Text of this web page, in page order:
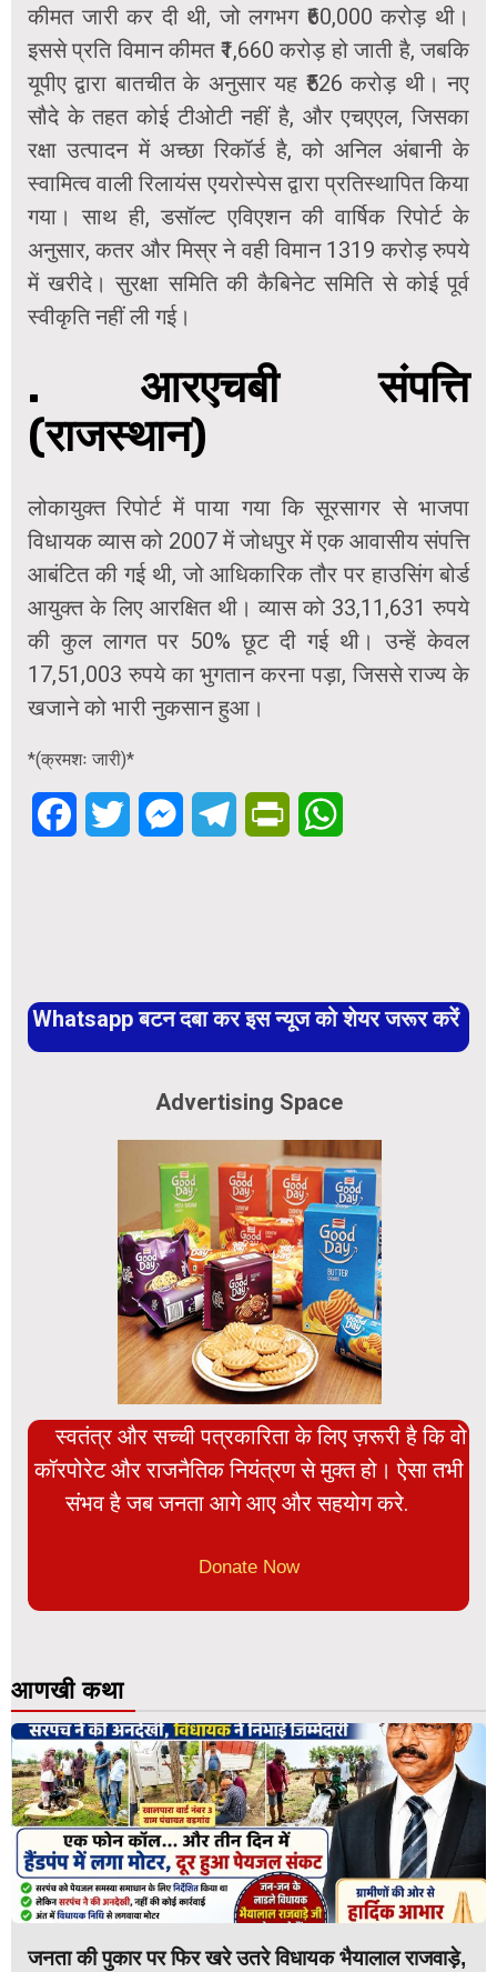
कीमत जारी कर दी थी, जो लगभग ₹60,000 करोड़ थी।
इससे प्रति विमान कीमत ₹1,660 करोड़ हो जाती है, जबकि
यूपीए द्वारा बातचीत के अनुसार यह ₹526 करोड़ थी। नए
सौदे के तहत कोई टीओटी नहीं है, और एचएएल, जिसका
रक्षा उत्पादन में अच्छा रिकॉर्ड है, को अनिल अंबानी के
स्वामित्व वाली रिलायंस एयरोस्पेस द्वारा प्रतिस्थापित किया
गया। साथ ही, डसॉल्ट एविएशन की वार्षिक रिपोर्ट के
अनुसार, कतर और मिस्र ने वही विमान 1319 करोड़ रुपये
में खरीदे। सुरक्षा समिति की कैबिनेट समिति से कोई पूर्व
स्वीकृति नहीं ली गई।
. आरएचबी संपत्ति
(राजस्थान)
लोकायुक्त रिपोर्ट में पाया गया कि सूरसागर से भाजपा
विधायक व्यास को 2007 में जोधपुर में एक आवासीय संपत्ति
आबंटित की गई थी, जो आधिकारिक तौर पर हाउसिंग बोर्ड
आयुक्त के लिए आरक्षित थी। व्यास को 33,11,631 रुपये
की कुल लागत पर 50% छूट दी गई थी। उन्हें केवल
17,51,003 रुपये का भुगतान करना पड़ा, जिससे राज्य के
खजाने को भारी नुकसान हुआ।
*(क्रमशः जारी)*
FacebookTwitter MessengerTelegramPrintFriendly
Whatsapp बटन दबा कर इस न्यूज को शेयर जरूर करें
Advertising Space
स्वतंत्र और सच्ची पत्रकारिता के लिए ज़रूरी है कि वो
कॉरपोरेट और राजनैतिक नियंत्रण से मुक्त हो। ऐसा तभी
संभव है जब जनता आगे आए और सहयोग करे.
Donate Now
आणखी कथा
जनता की पुकार पर फिर खरे उतरे विधायक भैयालाल राजवाड़े,